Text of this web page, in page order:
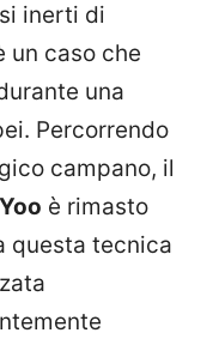
inerti di
un caso che
una
Percorrendo
campano, il
è rimasto
questa tecnica